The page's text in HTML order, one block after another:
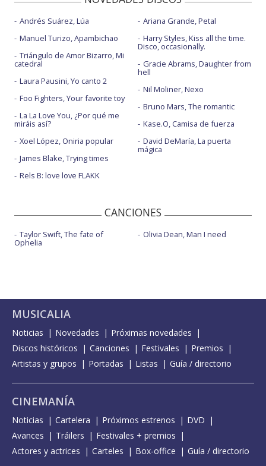
Andrés Suárez, Lúa
Manuel Turizo, Apambichao
Triángulo de Amor Bizarro, Mi
catedral
Laura Pausini, Yo canto 2
Foo Fighters, Your favorite toy
La La Love You, ¿Por qué me
miráis así?
Xoel López, Oniria popular
James Blake, Trying times
Rels B: love love FLAKK
Ariana Grande, Petal
Harry Styles, Kiss all the time.
Disco, occasionally.
Gracie Abrams, Daughter from
hell
Nil Moliner, Nexo
Bruno Mars, The romantic
Kase.O, Camisa de fuerza
David DeMaría, La puerta
mágica
CANCIONES
Taylor Swift, The fate of
Ophelia
Olivia Dean, Man I need
MUSICALIA
Noticias Novedades
Próximas novedades
Discos históricos
Canciones Festivales
Premios
Artistas y grupos
Portadas Listas Guía / directorio
CINEMANÍA
Noticias Cartelera Próximos estrenos
DVD
Avances
Tráilers
Festivales + premios
Actores y actrices
Carteles Box-office Guía / directorio